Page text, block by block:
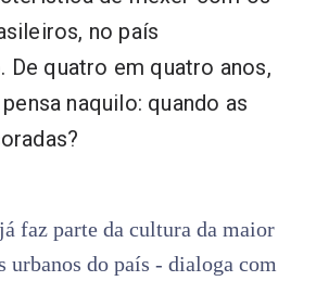
no país
De quatro em quatro anos,
naquilo: quando as
faz parte da cultura da maior
urbanos do país - dialoga com